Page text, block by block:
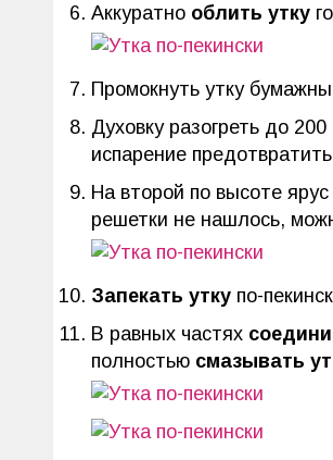
Аккуратно облить утку
Промокнуть утку
Духовку разогреть до
испарение
На второй по высоте
решетки не нашлось,
Запекать утку по-
В равных частях
полностью смазывать